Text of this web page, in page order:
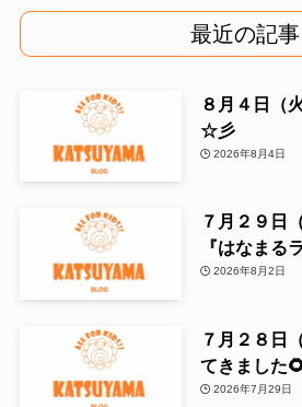
最近の記事
８月４日（
☆彡
2026年8月4日
７月２９日
『はなまる
2026年8月2日
７月２８日
てきました
2026年7月29日